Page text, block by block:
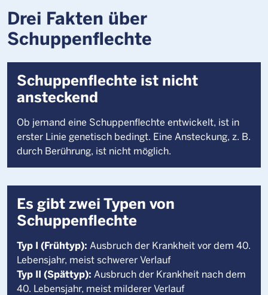
Drei Fakten über
Schuppenflechte
Schuppenflechte ist nicht
ansteckend
Ob jemand eine Schuppenflechte entwickelt, ist in
erster Linie genetisch bedingt. Eine Ansteckung, z. B.
durch Berührung, ist nicht möglich.
Es gibt zwei Typen von
Schuppenflechte
Typ I (Frühtyp): Ausbruch der Krankheit vor dem 40.
Lebensjahr, meist schwerer Verlauf
Typ II (Spättyp): Ausbruch der Krankheit nach dem
40. Lebensjahr, meist milderer Verlauf